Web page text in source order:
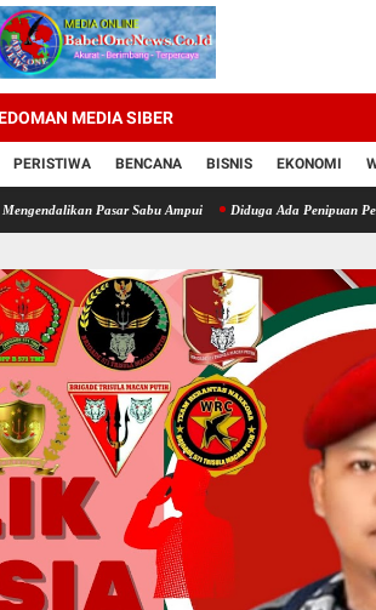
MEDIA SIBER
PERISTIWA BENCANA BISNIS EKONOMI
Pasar Sabu Ampui Diduga Ada Penipuan Pengelolaan